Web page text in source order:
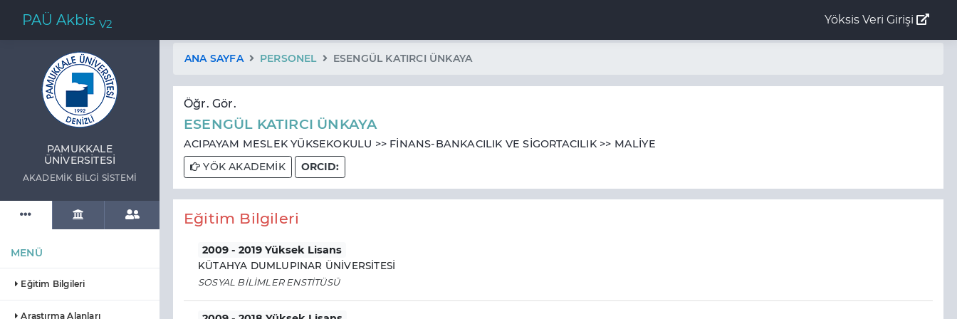
PAÜ Akbis V2 Yöksis Veri Girişi
PAMUKKALE
ÜNIVERSITESI
AKADEMIK BILGI SISTEMI
MENÜ
Eğitim Bilgileri
Araştırma Alanları
ANA SAYFA PERSONEL ESENGÜL KATIRCI ÜNKAYA
Öğr. Gör.
ESENGÜL KATIRCI ÜNKAYA
ACIPAYAM MESLEK YÜKSEKOKULU >> FİNANS-BANKACILIK VE SİGORTACILIK >> MALİYE
YÖK AKADEMİK
ORCID:
Eğitim Bilgileri
2009 - 2019 Yüksek Lisans
KÜTAHYA DUMLUPINAR ÜNİVERSİTESİ
SOSYAL BİLİMLER ENSTİTÜSÜ